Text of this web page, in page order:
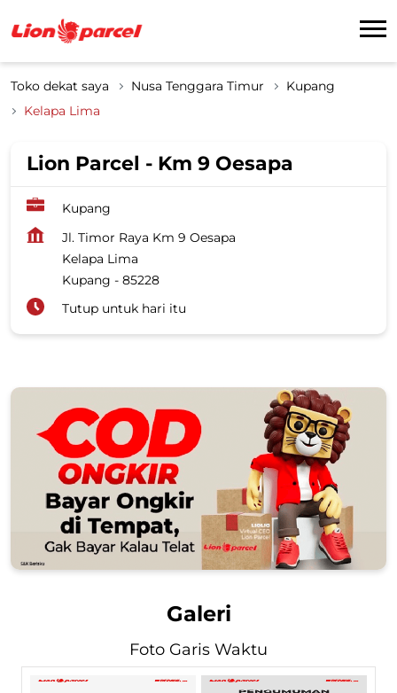
Toko dekat saya Nusa Tenggara Timur
Kupang
Kelapa Lima
Lion Parcel - Km 9 Oesapa
Kupang
Jl. Timor Raya Km 9 Oesapa
Kelapa Lima
Kupang - 85228
Tutup untuk hari itu
Galeri
Foto Garis Waktu